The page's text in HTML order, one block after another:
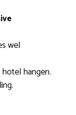
wel
hangen.